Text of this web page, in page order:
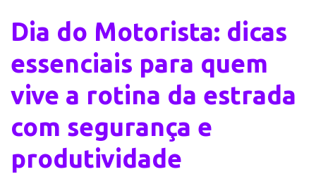
Dia do Motorista: dicas
essenciais para quem
vive a rotina da estrada
com segurança e
produtividade